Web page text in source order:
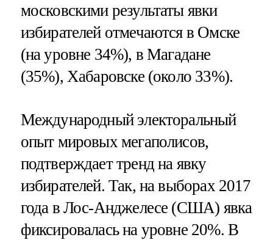
московскими результаты явки
избирателей отмечаются в Омске
(на уровне 34%), в Магадане
(35%), Хабаровске (около 33%).
Международный электоральный
опыт мировых мегаполисов,
подтверждает тренд на явку
избирателей. Так, на выборах 2017
года в Лос-Анджелесе (США) явка
фиксировалась на уровне 20%. В